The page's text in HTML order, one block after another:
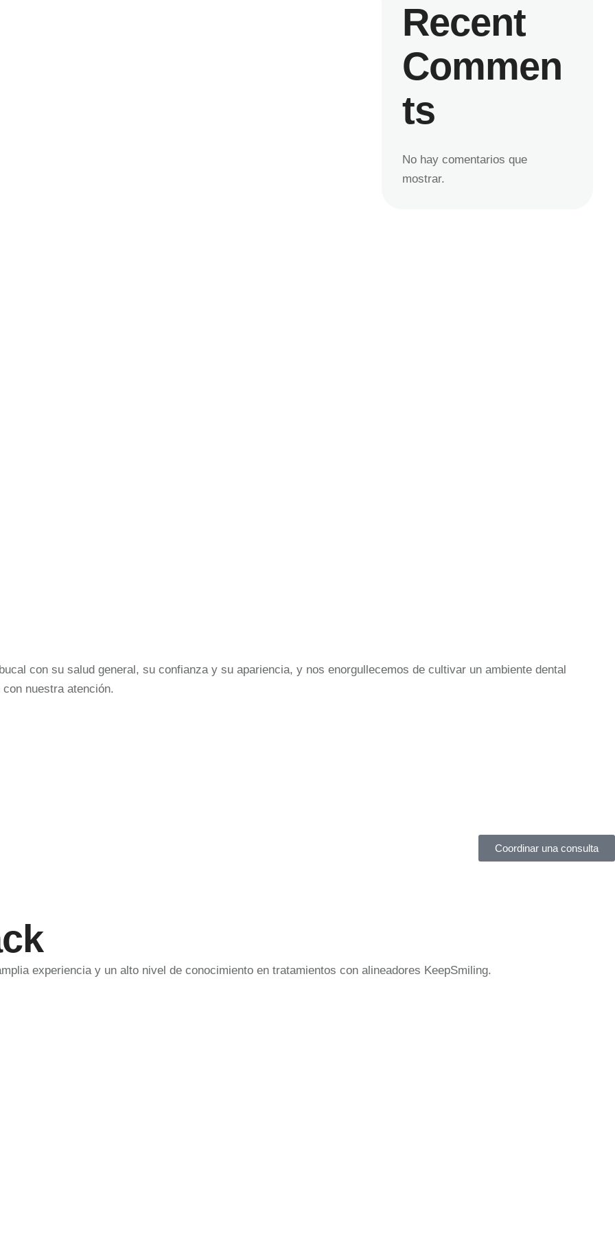
Recent
Commen
ts
No hay comentarios que
mostrar.
con su salud general, su confianza y su apariencia, y nos enorgullecemos de cultivar un ambiente dental
nuestra atención.
Coordinar una consulta
experiencia y un alto nivel de conocimiento en tratamientos con alineadores KeepSmiling.